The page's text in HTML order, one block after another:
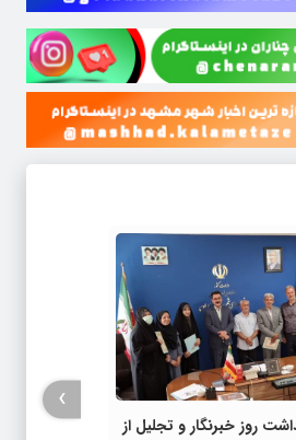
روز خبرنگار و تجلیل از
›